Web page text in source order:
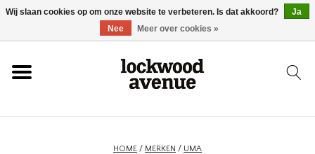
HOME
HOME / MERKEN / UMA
Wij slaan cookies op om onze website te verbeteren. Is dat akkoord?
Ja
Nee
Meer over cookies »